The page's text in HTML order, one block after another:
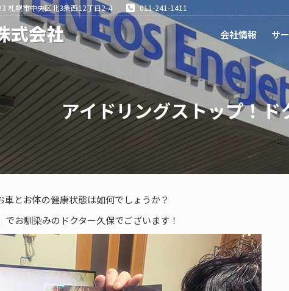
札幌市中央区北3条西12丁目2-4 011-241-1411
会社情報 サ
アイドリングストップ！ド
とお体の健康状態は如何でしょうか？
でお馴染みのドクター久保でございます！